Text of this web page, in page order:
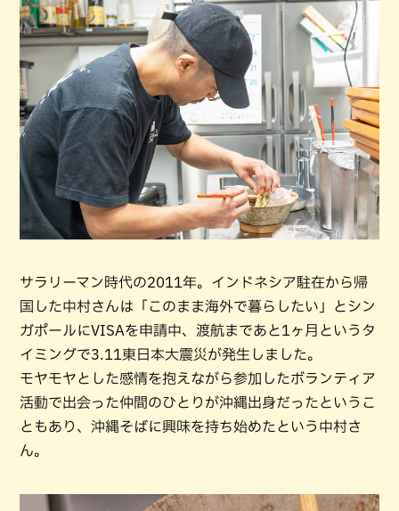
サラリーマン時代の2011年。インドネシア駐在から帰
国した中村さんは「このまま海外で暮らしたい」とシン
ガポールにVISAを申請中、渡航まであと1ヶ月というタ
イミングで3.11東日本大震災が発生しました。
モヤモヤとした感情を抱えながら参加したボランティア
活動で出会った仲間のひとりが沖縄出身だったというこ
ともあり、沖縄そばに興味を持ち始めたという中村さ
ん。